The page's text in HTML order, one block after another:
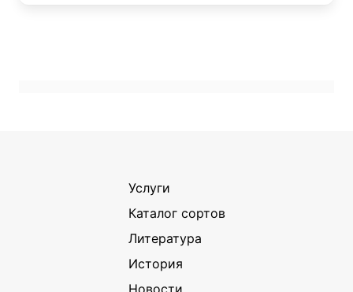
Услуги
Каталог сортов
Литература
История
Новости